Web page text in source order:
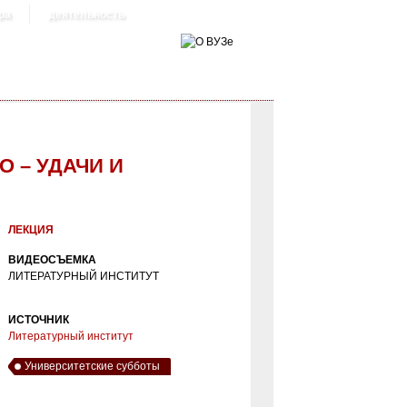
деятельность
– УДАЧИ И
ШЕДЕВРА (ГЕЛАСИМОВ АНДРЕЙ
ЛЕКЦИЯ
ВИДЕОСЪЕМКА
ЛИТЕРАТУРНЫЙ ИНСТИТУТ
ИСТОЧНИК
Литературный институт
Университетские субботы